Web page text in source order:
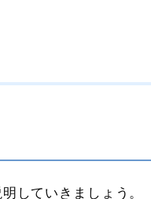
していきましょう。